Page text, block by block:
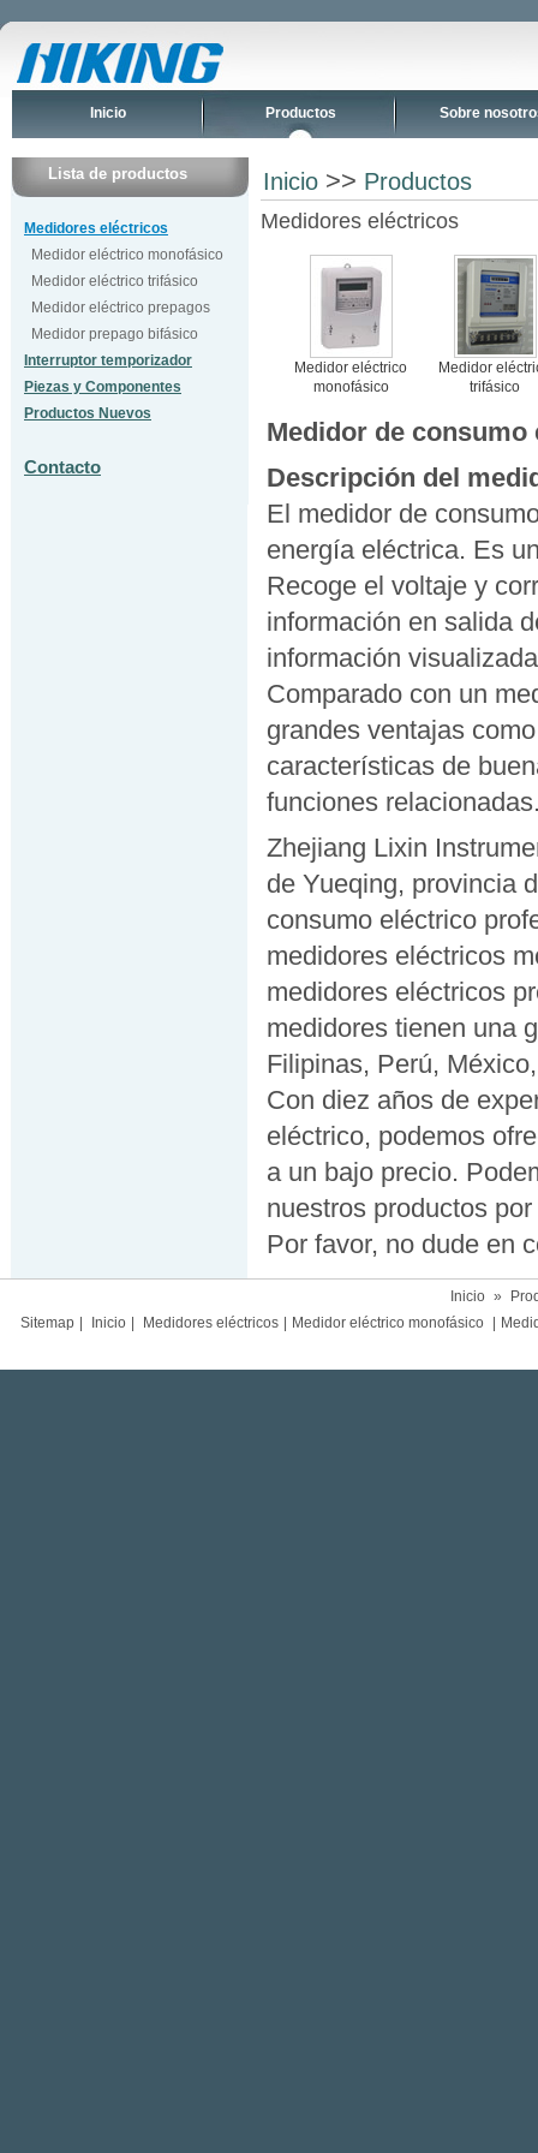
Inicio Productos Sobre
Lista de productos
Medidores eléctricos
Medidor eléctrico monofásico
Medidor eléctrico trifásico
Medidor eléctrico prepagos
Medidor prepago bifásico
Interruptor temporizador
Piezas y Componentes
Productos Nuevos
Contacto
Inicio >> Productos
Medidores eléctricos
Medidor eléctrico
monofásico
Medidor
trifásico
Medidor de consumo
Descripción del
El medidor de
energía eléctrica. Es
Recoge el voltaje y
información en salida
información
Comparado con un
grandes ventajas
características de
funciones
Zhejiang Lixin
de Yueqing, provincia
consumo eléctrico
medidores eléctricos
medidores eléctricos
medidores tienen una
Filipinas, Perú,
Con diez años de
eléctrico, podemos
a un bajo precio.
nuestros productos
Por favor, no dude en
Inicio »
Sitemap
Inicio Medidores eléctricos Medidor eléctrico monofásico